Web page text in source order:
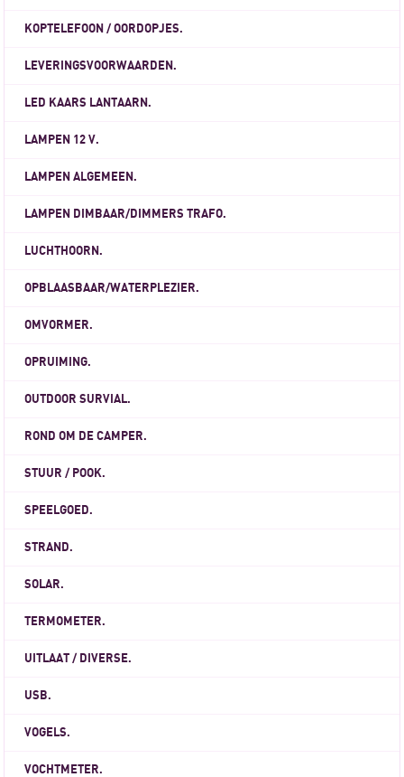
KOPTELEFOON / OORDOPJES.
LEVERINGSVOORWAARDEN.
LED KAARS LANTAARN.
LAMPEN 12 V.
LAMPEN ALGEMEEN.
LAMPEN DIMBAAR/DIMMERS TRAFO.
LUCHTHOORN.
OPBLAASBAAR/WATERPLEZIER.
OMVORMER.
OPRUIMING.
OUTDOOR SURVIAL.
ROND OM DE CAMPER.
STUUR / POOK.
SPEELGOED.
STRAND.
SOLAR.
TERMOMETER.
UITLAAT / DIVERSE.
USB.
VOGELS.
VOCHTMETER.